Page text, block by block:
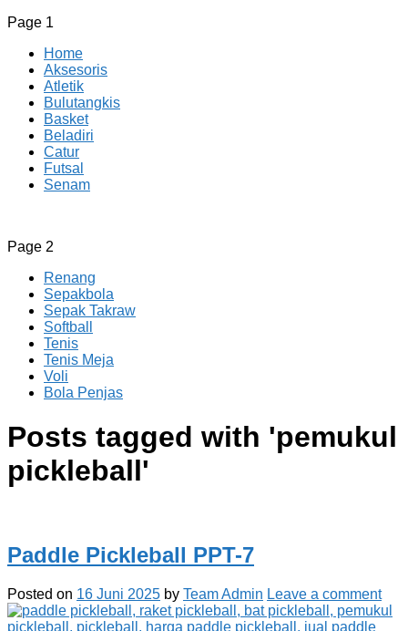
Page 1
Home
Aksesoris
Atletik
Bulutangkis
Basket
Beladiri
Catur
Futsal
Senam
CV JAYA BERSAMA Co Id
Menyediakan Semua Perlengkapan Olahraga Yang
Page 2
Renang
Sepakbola
Sepak Takraw
Softball
Tenis
Tenis Meja
Voli
Bola Penjas
Posts tagged with 'pemukul
pickleball'
Paddle Pickleball PPT-7
Posted on 16 Juni 2025 by Team Admin Leave a comment